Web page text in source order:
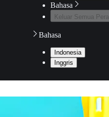
Bahasa
Keluar Semua
Bahasa
Indonesia
Inggris